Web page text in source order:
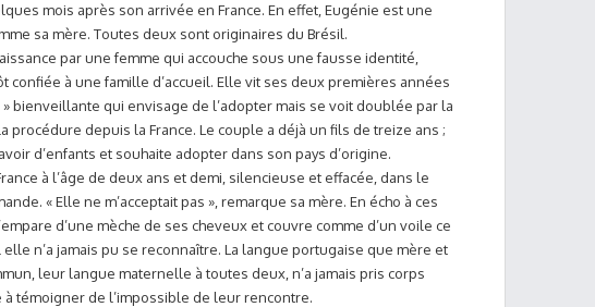
mois après son arrivée en France. En effet, Eugénie est une
sa mère. Toutes deux sont originaires du Brésil.
par une femme qui accouche sous une fausse identité,
confiée à une famille d’accueil. Elle vit ses deux premières années
» bienveillante qui envisage de l’adopter mais se voit doublée par la
procédure depuis la France. Le couple a déjà un fils de treize ans ;
d’enfants et souhaite adopter dans son pays d’origine.
à l’âge de deux ans et demi, silencieuse et effacée, dans le
« Elle ne m’acceptait pas », remarque sa mère. En écho à ces
d’une mèche de ses cheveux et couvre comme d’un voile ce
n’a jamais pu se reconnaître. La langue portugaise que mère et
leur langue maternelle à toutes deux, n’a jamais pris corps
témoigner de l’impossible de leur rencontre.